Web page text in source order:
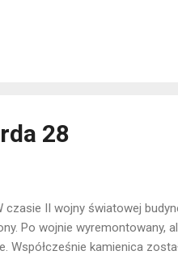
28
II wojny światowej
Po wojnie wyremontowany,
Współcześnie kamienica